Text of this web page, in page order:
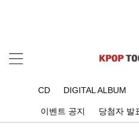
CD DIGITAL ALBUM
이벤트 공지 당첨자 발